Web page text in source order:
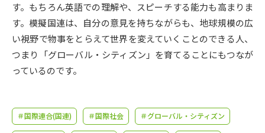
新生活お役立ちガイド
大学で学びたい学問発見
す。もちろん英語での理解や、スピーチする能力も高まりま
す。模擬国連は、自分の意見を持ちながらも、地球規模の広
い視野で物事をとらえて世界を変えていくことのできる人、
つまり「グローバル・シティズン」を育てることにもつなが
っているのです。
＃国際連合(国連) ＃国際社会 ＃グローバル・シティズン